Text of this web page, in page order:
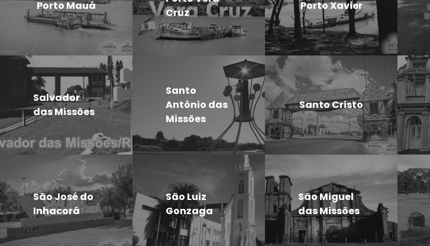
Porto Mauá
Cruz
Porto Xavier
Salvador
das Missões
Santo
Antônio das
Missões
Santo Cristo
São José do
Inhacorá
São Luiz
Gonzaga
São Miguel
das Missões